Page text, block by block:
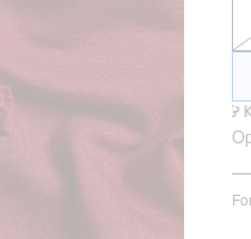
Enkel betaling med Vipps & Klarna
av